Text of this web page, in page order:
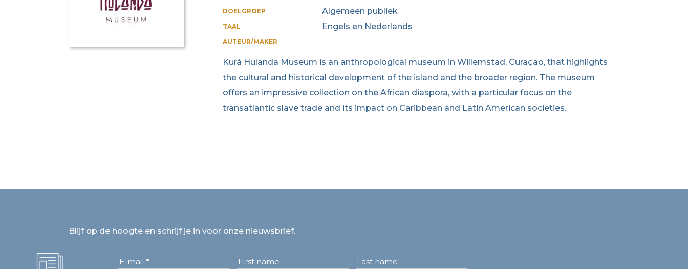
DOELGROEP Algemeen publiek
TAAL Engels en Nederlands
AUTEUR/MAKER
Kurá Hulanda Museum is an anthropological museum in Willemstad, Curaçao, that highlights
the cultural and historical development of the island and the broader region. The museum
offers an impressive collection on the African diaspora, with a particular focus on the
transatlantic slave trade and its impact on Caribbean and Latin American societies.
Blijf op de hoogte en schrijf je in voor onze nieuwsbrief.
E-mail * First name Last name